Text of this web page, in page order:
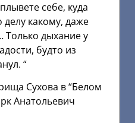
себе, куда
делу какому, даже
Только дыхание у
будто из
“
Сухова в “Белом
Анатольевич